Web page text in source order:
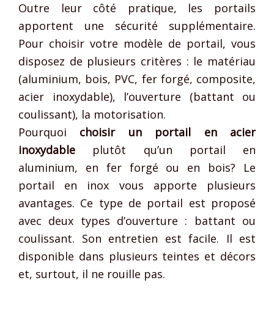
Outre leur côté pratique, les portails
apportent une sécurité supplémentaire.
Pour choisir votre modèle de portail, vous
disposez de plusieurs critères : le matériau
(aluminium, bois, PVC, fer forgé, composite,
acier inoxydable), l’ouverture (battant ou
coulissant), la motorisation.
Pourquoi choisir un portail en acier
inoxydable plutôt qu’un portail en
aluminium, en fer forgé ou en bois? Le
portail en inox vous apporte plusieurs
avantages. Ce type de portail est proposé
avec deux types d’ouverture : battant ou
coulissant. Son entretien est facile. Il est
disponible dans plusieurs teintes et décors
et, surtout, il ne rouille pas.